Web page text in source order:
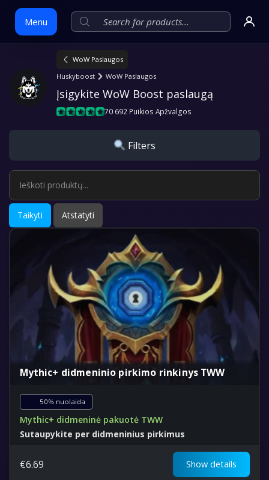
Menu
Skip
WoW Paslaugos
Huskyboost
WoW Paslaugos
Įsigykite WoW Boost paslaugą
70 692 Puikios Apžvalgos
Filters
Taikyti Atstatyti
Mythic+ didmeninio pirkimo rinkinys TWW
50% nuolaida
Mythic+ didmeninė pakuotė TWW
Sutaupykite per didmeninius pirkimus
€6.69 Show details